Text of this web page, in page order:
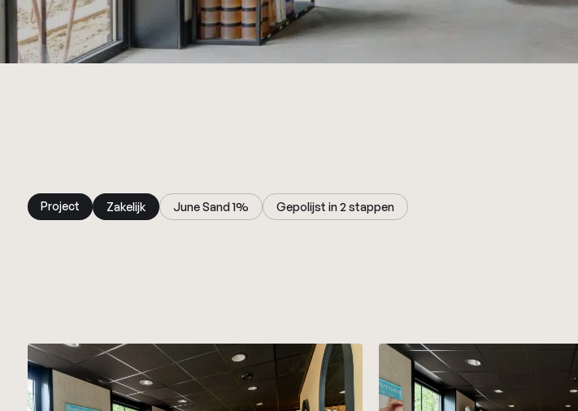
Project Zakelijk June Sand 1% Gepolijst in 2 stappen